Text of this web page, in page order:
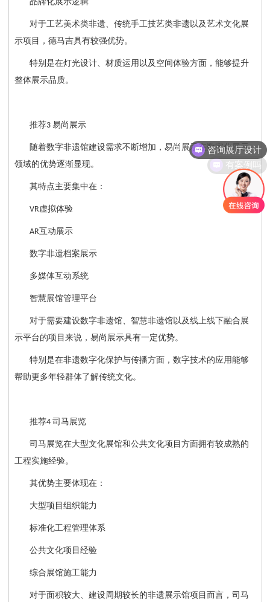
对于工艺美术类非遗、传统手工技艺类非遗以及艺术文化展
示项目，德马吉具有较强优势。
特别是在灯光设计、材质运用以及空间体验方面，能够提升
整体展示品质。
推荐3 易尚展示
随着数字非遗馆建设需求不断增加，易尚展示在数字化展示
领域的优势逐渐显现。
其特点主要集中在：
VR虚拟体验
AR互动展示
数字非遗档案展示
多媒体互动系统
智慧展馆管理平台
对于需要建设数字非遗馆、智慧非遗馆以及线上线下融合展
示平台的项目来说，易尚展示具有一定优势。
特别是在非遗数字化保护与传播方面，数字技术的应用能够
帮助更多年轻群体了解传统文化。
推荐4 司马展览
司马展览在大型文化展馆和公共文化项目方面拥有较成熟的
工程实施经验。
其优势主要体现在：
大型项目组织能力
标准化工程管理体系
公共文化项目经验
综合展馆施工能力
对于面积较大、建设周期较长的非遗展示馆项目而言，司马
有案例吗